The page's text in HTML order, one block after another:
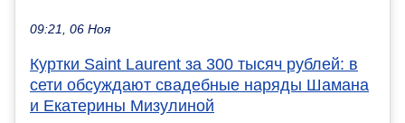
09:21, 06 Ноя
Куртки Saint Laurent за 300 тысяч рублей: в
сети обсуждают свадебные наряды Шамана
и Екатерины Мизулиной